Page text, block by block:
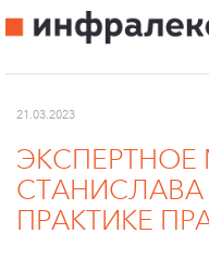
21.03.2023
ЭКСПЕРТНОЕ
СТАНИСЛАВА
ПРАКТИКЕ